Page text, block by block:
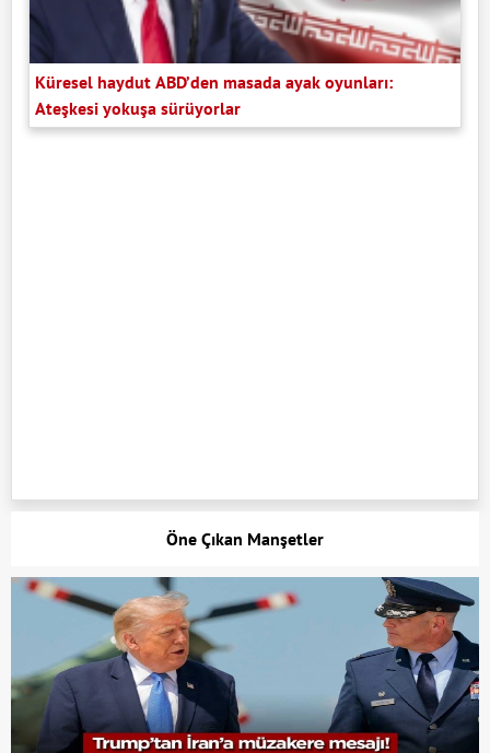
Küresel haydut ABD’den masada ayak oyunları:
Ateşkesi yokuşa sürüyorlar
Öne Çıkan Manşetler